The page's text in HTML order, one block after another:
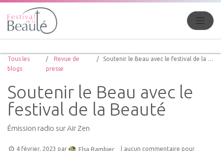
Tous les
blogs
Revue de
presse
Soutenir le Beau avec le festival de la Beauté
Soutenir le Beau avec le
festival de la Beauté
Émission radio sur Air Zen
4 février, 2023 par Elsa Rambier
| aucun commentaire pour